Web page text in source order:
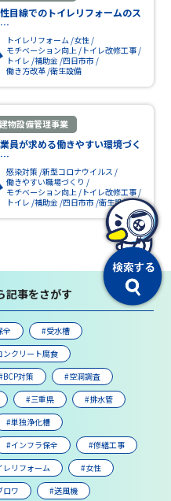
目線でのトイレリフォームのス
…
トイレリフォーム 女性
モチベーション向上 トイレ改修工事
トイレ 補助金 四日市市
働き方改革 衛生設備
建物設備管理事業
員が求める働きやすい環境づく
…
感染対策 新型コロナウイルス
働きやすい職場づくり
モチベーション向上 トイレ改修工事
トイレ 補助金 四日市市 衛生設備
記事をさがす
全
#受水槽
ンクリート腐食
対策
#空洞調査
#三重県
#排水管
#単独浄化槽
#インフラ保全
#修繕工事
レリフォーム
#女性
ロワ
#送風機